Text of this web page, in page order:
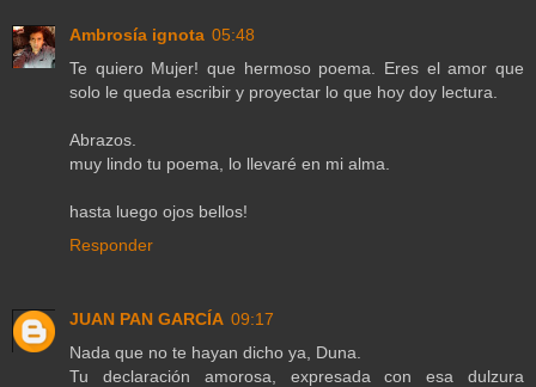
Ambrosía ignota 05:48
Te quiero Mujer! que hermoso poema. Eres el amor que
solo le queda escribir y proyectar lo que hoy doy lectura.
Abrazos.
muy lindo tu poema, lo llevaré en mi alma.
hasta luego ojos bellos!
Responder
JUAN PAN GARCÍA 09:17
Nada que no te hayan dicho ya, Duna.
Tu declaración amorosa, expresada con esa dulzura